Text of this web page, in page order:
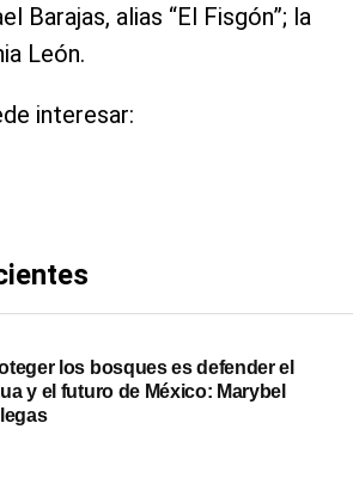
Barajas, alias “El Fisgón”; la
León.
interesar:
los bosques es defender el
y el futuro de México: Marybel